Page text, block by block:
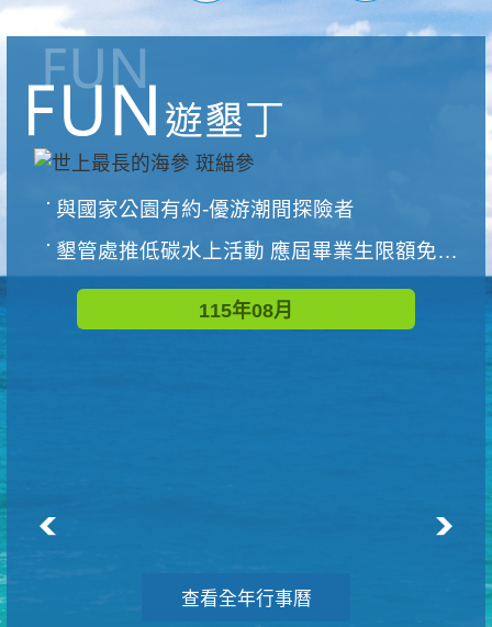
與國家公園有約-優游潮間探險者
墾管處推低碳水上活動 應屆畢業生限額免費參加
115年08月
查看全年行事曆